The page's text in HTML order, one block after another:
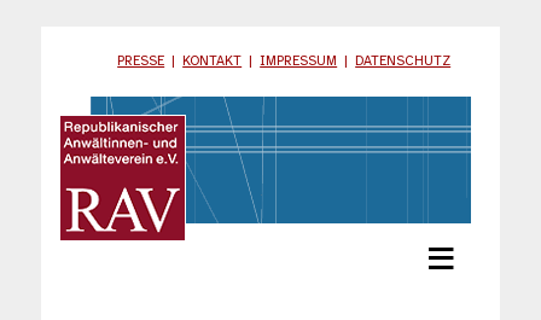
PRESSE KONTAKT |IMPRESSUM DATENSCHUTZ
≡